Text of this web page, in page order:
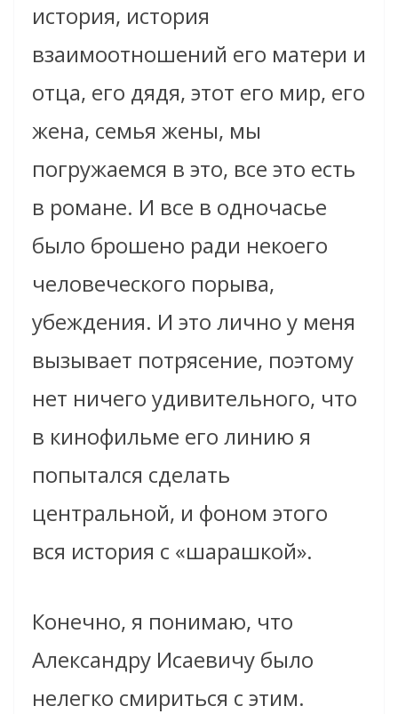
история, история
взаимоотношений его матери и
отца, его дядя, этот его мир, его
жена, семья жены, мы
погружаемся в это, все это есть
в романе. И все в одночасье
было брошено ради некоего
человеческого порыва,
убеждения. И это лично у меня
вызывает потрясение, поэтому
нет ничего удивительного, что
в кинофильме его линию я
попытался сделать
центральной, и фоном этого
вся история с «шарашкой».
Конечно, я понимаю, что
Александру Исаевичу было
нелегко смириться с этим.